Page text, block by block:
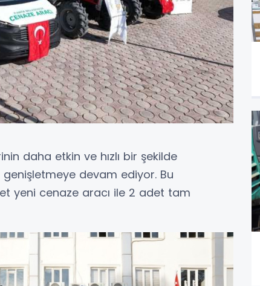
daha etkin ve hızlı bir şekilde
devam ediyor. Bu
yeni cenaze aracı ile 2 adet tam